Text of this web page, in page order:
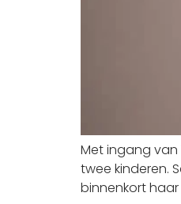
Met ingang van
twee kinderen.
binnenkort